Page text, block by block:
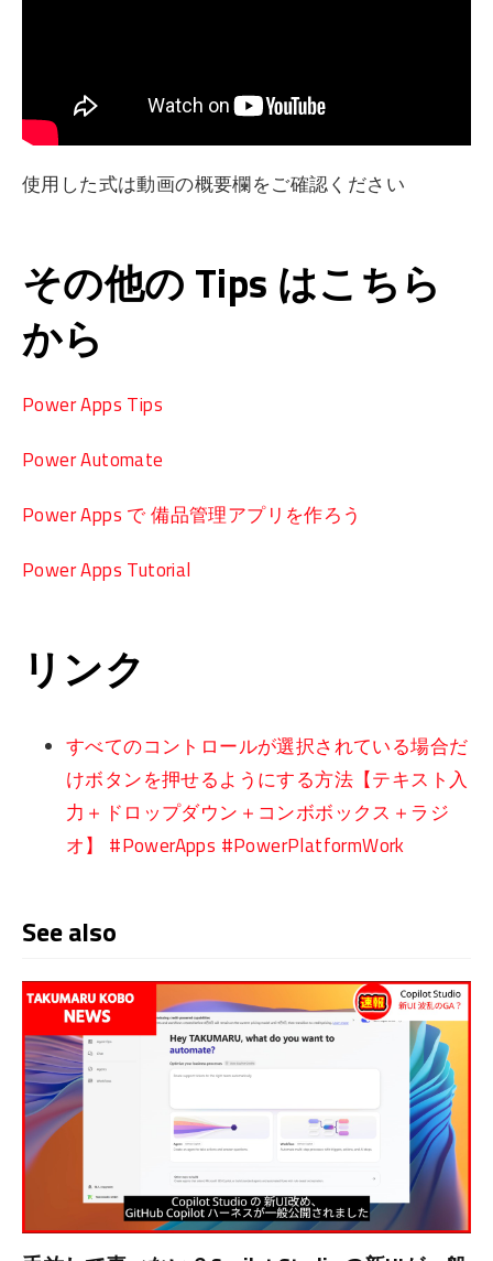
使用した式は動画の概要欄をご確認ください
その他の Tips はこちら
から
Power Apps Tips
Power Automate
Power Apps で 備品管理アプリを作ろう
Power Apps Tutorial
リンク
すべてのコントロールが選択されている場合だ
けボタンを押せるようにする方法【テキスト入
力＋ドロップダウン＋コンボボックス＋ラジ
オ】 #PowerApps #PowerPlatformWork
See also